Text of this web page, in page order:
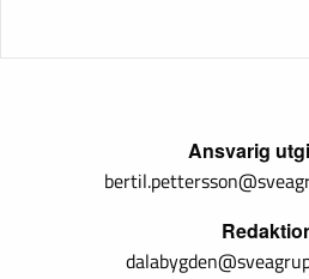
Ansvarig